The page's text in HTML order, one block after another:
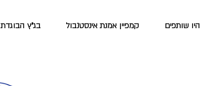
היו שותפים קמפיין אמנת אינסטנבול בג"ץ הבוגדת